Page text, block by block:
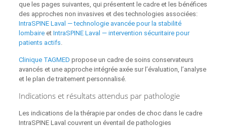
que les pages suivantes, qui présentent le cadre et les bénéfices
des approches non invasives et des technologies associées:
IntraSPINE Laval — technologie avancée pour la stabilité
lombaireet IntraSPINE Laval — intervention sécuritaire pour
patients actifs.
Clinique TAGMED propose un cadre de soins conservateurs
avancés et une approche intégrée axée sur l’évaluation, l’analyse
et le plan de traitement personnalisé.
Indications et résultats attendus par pathologie
Les indications de la thérapie par ondes de choc dans le cadre
IntraSPINE Laval couvrent un éventail de pathologies